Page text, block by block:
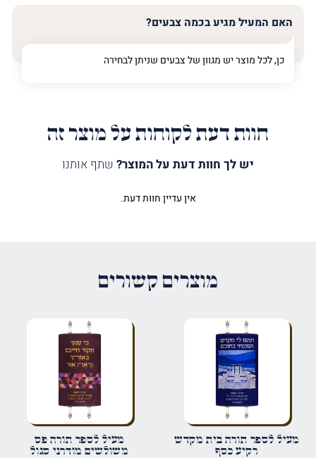
האם המעיל מגיע בכמה צבעים?
כן, לכל מוצר יש מגוון של צבעים שניתן לבחירה
חוות דעת לקוחות על מוצר זה
יש לך חוות דעת על המוצר? שתף אותנו
הביקורת שלך*
שם*
אין עדיין חוות דעת.
מוצרים קשורים
מעיל לספר תורה בית מקדש
רקיע כסף
מעיל לספר תורה פס
משולשים מודרני סגול